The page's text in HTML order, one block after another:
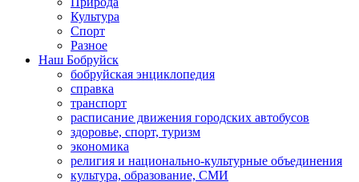
Культура
Спорт
Разное
Наш Бобруйск
бобруйская энциклопедия
справка
транспорт
расписание движения городских автобусов
здоровье, спорт, туризм
экономика
религия и национально-культурные объединения
культура, образование, СМИ